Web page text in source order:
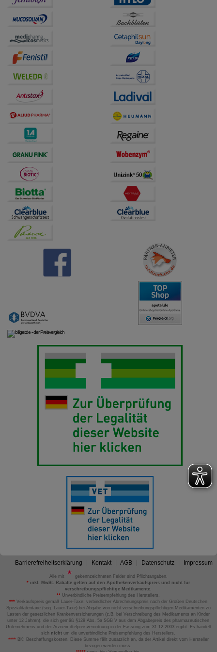
unserer Website sammeln, mit deren Hilfe wir unsere
Website weiter für Sie optimieren können, den Inhalt
auf unserer Website aber auch die Werbung auf
Drittseiten möglichst relevant für Sie zu gestalten.
Bitte beachten Sie, dass Daten hierfür teilweise an
Dritte wie z.B. Google oder soziale Medien
übertragen werden.
Barrierefreiheitserklärung Kontakt AGB Datenschutz Impressum
Alle mit
gekennzeichneten Felder sind Pflichtangaben.
*inkl. MwSt. Rabatte gelten auf den Apothekenverkaufspreis und nicht für
verschreibungspflichtige Medikamente.
** Unverbindliche Preisempfehlung des Herstellers.
*** Verkaufspreis gemäß Lauer-Taxe; verbindlicher Abrechnungspreis nach der Großen Deutschen
Spezialitätentaxe (sog. Lauer-Taxe) bei Abgabe von nicht verschreibungspflichtigen Medikamenten zu
Lasten der gesetzlichen Krankenversicherungen (z.B. bei Verschreibung des Medikaments an Kinder
unter 12 Jahren), die sich gemäß §129 Abs. 5a SGB V aus dem Abgabepreis des pharmazeutischen
Unternehmens und der Arzneimittelpreisverordnung in der Fassung zum 31.12.2003 ergibt. Es handelt
sich nicht um die unverbindliche Preisempfehlung des Herstellers.
****BK: Beschaffungskosten. Diese Summe fällt zusätzlich an, da der Artikel direkt vom Hersteller
bezogen werden muss.